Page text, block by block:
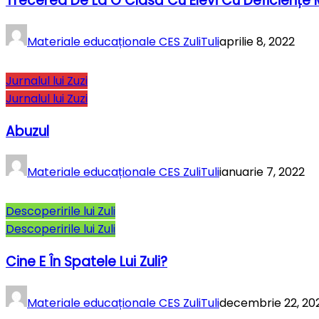
Materiale educaționale CES ZuliTuliaprilie 8, 2022
Jurnalul lui Zuzi
Jurnalul lui Zuzi
Abuzul
Materiale educaționale CES ZuliTuliianuarie 7, 2022
Descoperirile lui Zuli
Descoperirile lui Zuli
Cine E În Spatele Lui Zuli?
Materiale educaționale CES ZuliTulidecembrie 22,